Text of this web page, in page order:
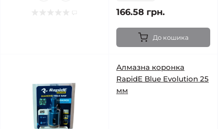
166.58 грн.
До кошика
Алмазна коронка
RapidE Blue Evolution 25
мм